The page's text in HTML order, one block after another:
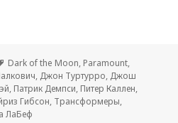
из фильма
Метки
Dark of the Moon, Paramount,
, Джон Туртурро, Джош
, Патрик Демпси, Питер Каллен,
Гибсон, Трансформеры,
ЛаБеф